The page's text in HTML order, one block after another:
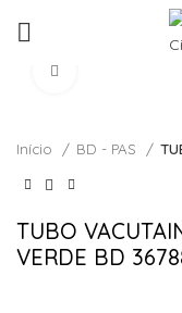
Início BD - PAS
TUBO
VERDE BD